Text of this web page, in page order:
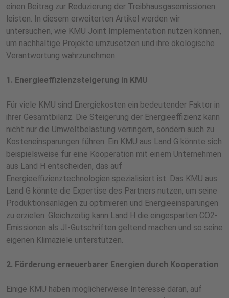
einen Beitrag zur Reduzierung der Treibhausgasemissionen
leisten. In diesem erweiterten Artikel werden wir
untersuchen, wie KMU Joint Implementation nutzen können,
um nachhaltige Projekte umzusetzen und ihre ökologische
Verantwortung wahrzunehmen.
1. Energieeffizienzsteigerung in KMU
Für viele KMU sind Energiekosten ein bedeutender Faktor in
ihrer Gesamtbilanz. Die Steigerung der Energieeffizienz kann
nicht nur die Umweltbelastung verringern, sondern auch zu
Kosteneinsparungen führen. Ein KMU aus Land G könnte sich
beispielsweise für eine Kooperation mit einem Unternehmen
aus Land H entscheiden, das auf
Energieeffizienztechnologien spezialisiert ist. Das KMU aus
Land G könnte die Expertise des Partners nutzen, um seine
Produktionsanlagen zu optimieren und Energieeinsparungen
zu erzielen. Gleichzeitig kann Land H die eingesparten CO2-
Emissionen als JI-Gutschriften geltend machen und so seine
eigenen Klimaziele unterstützen.
2. Förderung erneuerbarer Energien durch Kooperation
Einige KMU haben möglicherweise Interesse daran, auf